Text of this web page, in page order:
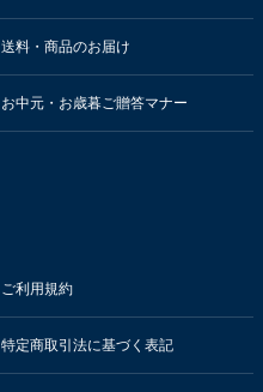
送料・商品のお届け
お中元・お歳暮ご贈答マナー
ご利用規約
特定商取引法に基づく表記